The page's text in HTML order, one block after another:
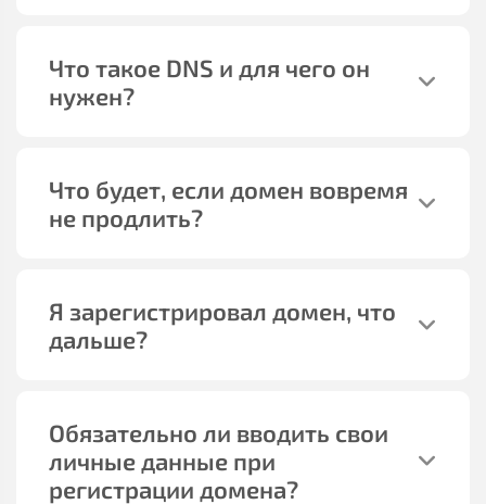
Что такое DNS и для чего он
нужен?
Что будет, если домен вовремя
не продлить?
Я зарегистрировал домен, что
дальше?
Обязательно ли вводить свои
личные данные при
регистрации домена?